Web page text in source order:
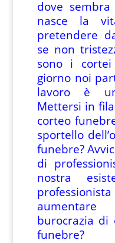
dove sembra
nasce la
pretendere
se non
sono i
giorno noi
lavoro è
Mettersi in
corteo
sportello
funebre?
di
nostra
burocrazia di
funebre?